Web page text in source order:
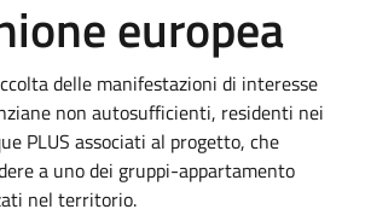
europea
delle manifestazioni di interesse
non autosufficienti, residenti nei
PLUS associati al progetto, che
a uno dei gruppi-appartamento
nel territorio.